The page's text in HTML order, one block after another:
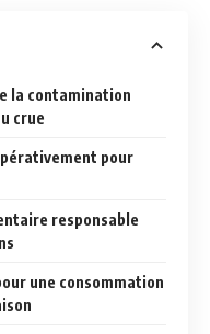
la contamination
crue
pour
responsable
une consommation